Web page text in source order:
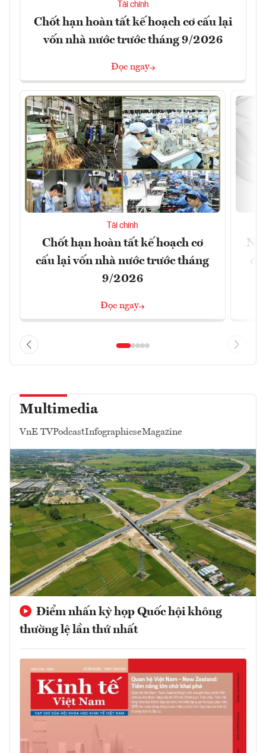
Tài chính
Chốt hạn hoàn tất kế hoạch cơ cấu lại
vốn nhà nước trước tháng 9/2026
Đọc ngay
Tài chính
Chốt hạn hoàn tất kế hoạch cơ
cấu lại vốn nhà nước trước tháng
9/2026
Đọc ngay
Multimedia
VnE TVPodcastInfographicseMagazine
Điểm nhấn kỳ họp Quốc hội không
thường lệ lần thứ nhất